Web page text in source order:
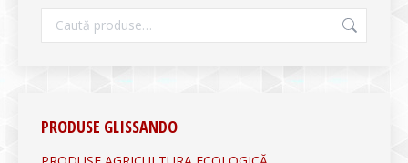
PRODUSE GLISSANDO